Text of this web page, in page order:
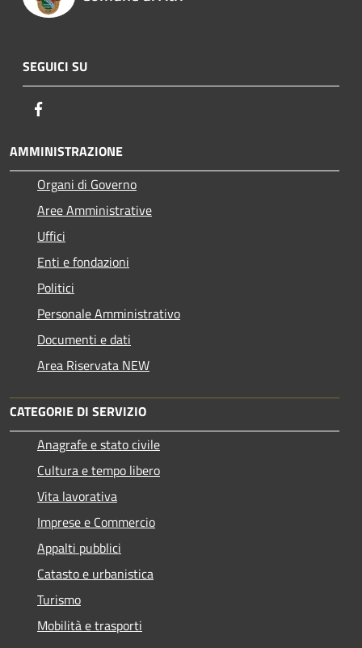
SEGUICI SU
AMMINISTRAZIONE
Organi di Governo
Aree Amministrative
Uffici
Enti e fondazioni
Politici
Personale Amministrativo
Documenti e dati
Area Riservata NEW
CATEGORIE DI SERVIZIO
Anagrafe e stato civile
Cultura e tempo libero
Vita lavorativa
Imprese e Commercio
Appalti pubblici
Catasto e urbanistica
Turismo
Mobilità e trasporti